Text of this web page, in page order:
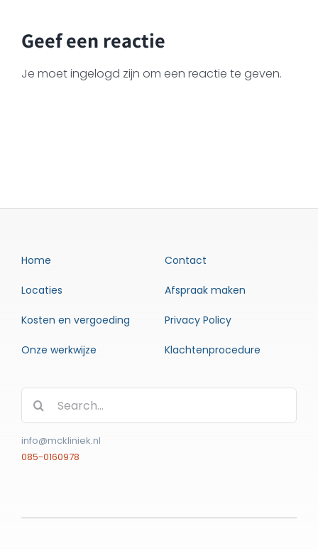
Geef een reactie
Je moet ingelogd zijn om een reactie te geven.
Home
Locaties
Kosten en vergoeding
Onze werkwijze
Contact
Afspraak maken
Privacy Policy
Klachtenprocedure
Zoeken
naar:
info@mckliniek.nl
085-0160978